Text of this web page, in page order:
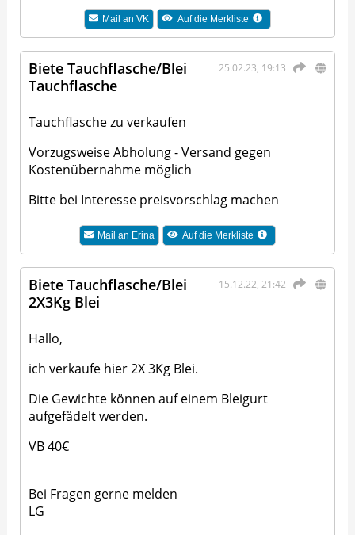
Mail anVK Auf die Merkliste
25.02.23, 19:13
Biete Tauchflasche/Blei
Tauchflasche
Tauchflasche zu verkaufen
Vorzugsweise Abholung - Versand gegen
Kostenübernahme möglich
Bitte bei Interesse preisvorschlag machen
Mail an Erina Auf die Merkliste
15.12.22, 21:42
Biete Tauchflasche/Blei
2X3Kg Blei
Hallo,
ich verkaufe hier 2X 3Kg Blei.
Die Gewichte können auf einem Bleigurt
aufgefädelt werden.
VB 40€
Bei Fragen gerne melden
LG